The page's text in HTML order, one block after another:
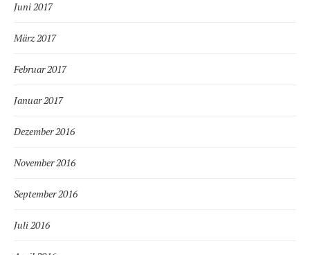
Juni 2017
März 2017
Februar 2017
Januar 2017
Dezember 2016
November 2016
September 2016
Juli 2016